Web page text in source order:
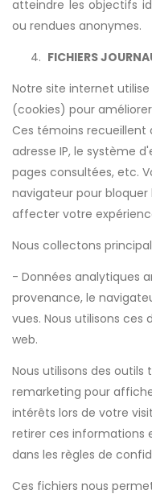
atteindre les objectifs
ou rendues anonymes.
FICHIERS
Notre site internet
(cookies) pour
Ces témoins recueillent
adresse IP, le système
pages consultées, etc.
navigateur pour
affecter votre
Nous collectons
- Données analytiques
provenance, le
vues. Nous utilisons
web.
Nous utilisons des outils
remarketing pour
intérêts lors de votre
retirer ces informations
dans les règles de
Ces fichiers nous